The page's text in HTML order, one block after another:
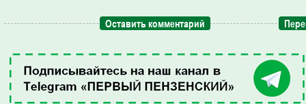
Оставить комментарий